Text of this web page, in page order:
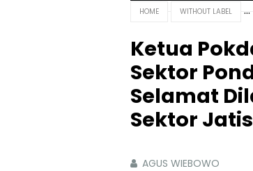
HOME WITHOUT LABEL
Ketua
Sektor
Selamat
Sektor
AGUS WIEBOWO